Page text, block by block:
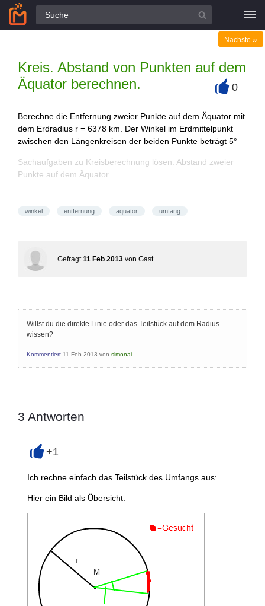
Alle Fragen
Kreis. Abstand von Punkten auf dem
Äquator berechnen.
Nächste »
0
Berechne die Entfernung zweier Punkte auf dem Äquator mit
dem Erdradius r = 6378 km. Der Winkel im Erdmittelpunkt
zwischen den Längenkreisen der beiden Punkte beträgt 5°
Sachaufgaben zu Kreisberechnung lösen. Abstand zweier
Punkte auf dem Äquator
winkel entfernung äquator umfang
Gefragt 11 Feb 2013 von Gast
Willst du die direkte Linie oder das Teilstück auf dem Radius
wissen?
Kommentiert 11 Feb 2013 von simonai
3 Antworten
+1
Ich rechne einfach das Teilstück des Umfangs aus:
Hier ein Bild als Übersicht: